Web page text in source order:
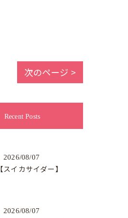
次のページ >
Recent Posts
2026/08/07
【スイカサイダー】
2026/08/07